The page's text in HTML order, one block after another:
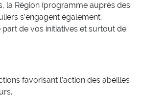
la Région (programme auprès des
s’engagent également.
part de vos initiatives et surtout de
favorisant l’action des abeilles